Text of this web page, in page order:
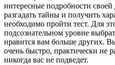
интересные подробности
разгадать тайны и получить
необходимо пройти тест. Для
подсознательном уровне
нравится вам больше других.
очень быстро, практически не
никогда вас не подведет.